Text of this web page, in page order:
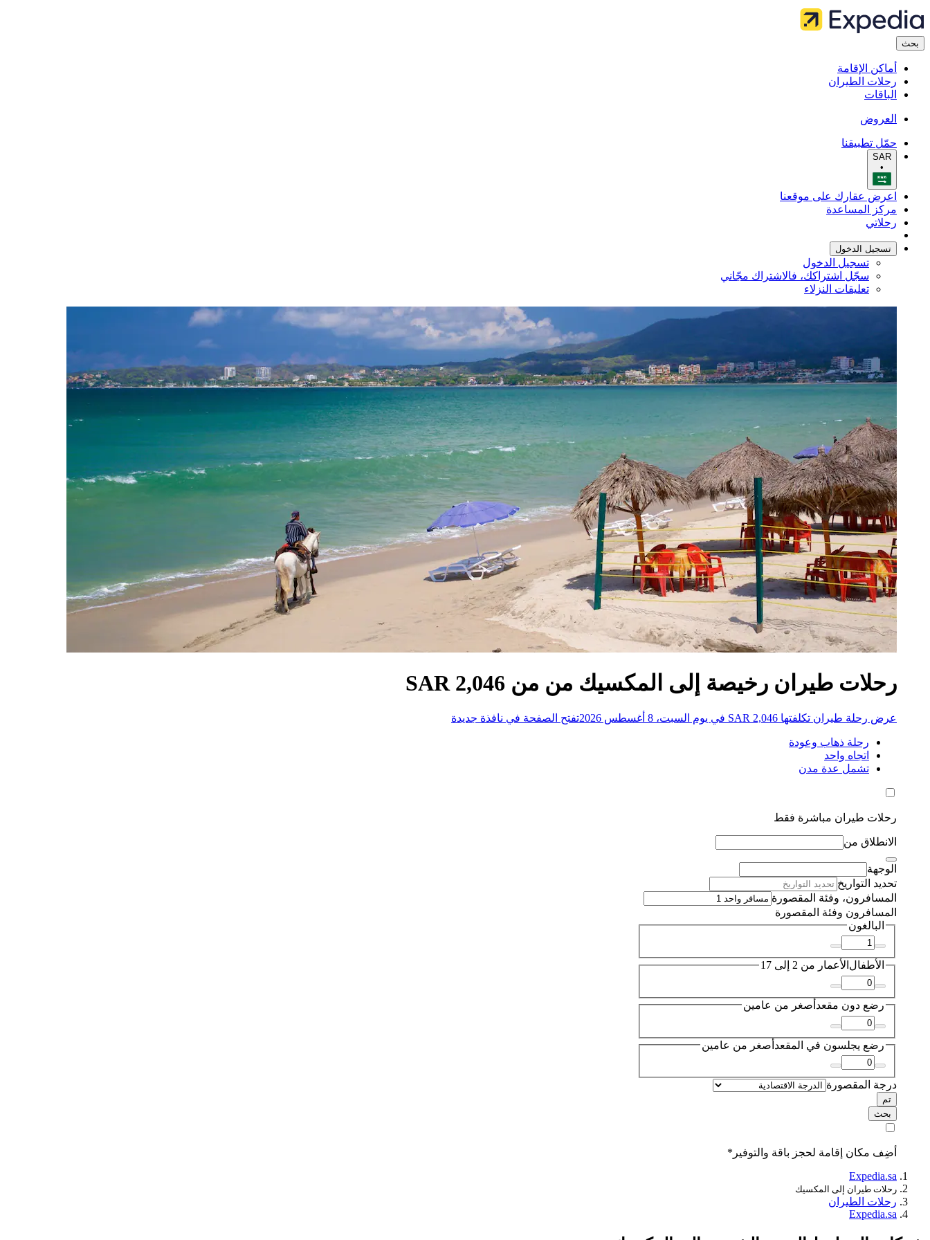
بحث
أماكن الإقامة
رحلات الطيران
الباقات
العروض
حمّل تطبيقنا
SAR
•
اعرض عقارك على موقعنا
مركز المساعدة
رحلاتي
تسجيل الدخول
تسجيل الدخول
سجّل اشتراكك، فالاشتراك مجّاني
تعليقات النزلاء
رحلات طيران رخيصة إلى المكسيك من من SAR 2,046
عرض رحلة طيران تكلفتها SAR 2,046 في يوم السبت، 8 أغسطس 2026 تفتح الصفحة في نافذة جديدة
رحلة ذهاب وعودة
اتجاه واحد
تشمل عدة مدن
رحلات طيران مباشرة فقط
الانطلاق من
الوجهة
تحديد التواريخ
المسافرون، وفئة المقصورة
المسافرون وفئة المقصورة
البالغون
الأطفال الأعمار من 2 إلى 17
رضع دون مقعد أصغر من عامين
رضع يجلسون في المقعد أصغر من عامين
درجة المقصورة
تم
بحث
أضِف مكان إقامة لحجز باقة والتوفير*
Expedia.sa
رحلات طيران إلى المكسيك
رحلات الطيران
Expedia.sa